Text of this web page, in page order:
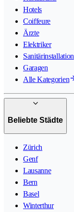
Hotels
Coiffeure
Ärzte
Elektriker
Sanitärinstallation
Garagen
Alle Kategorien
Beliebte Städte
Zürich
Genf
Lausanne
Bern
Basel
Winterthur